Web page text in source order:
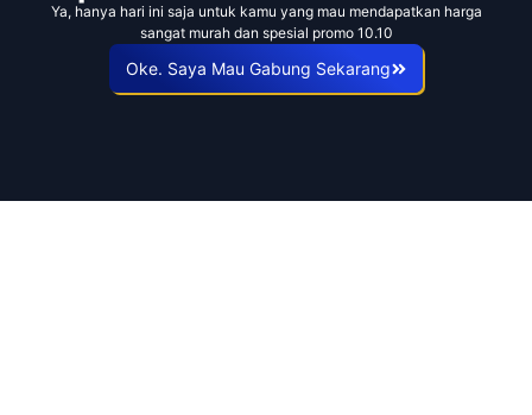
Ya, hanya hari ini saja untuk kamu yang mau mendapatkan harga
sangat murah dan spesial promo 10.10
Oke. Saya Mau Gabung Sekarang